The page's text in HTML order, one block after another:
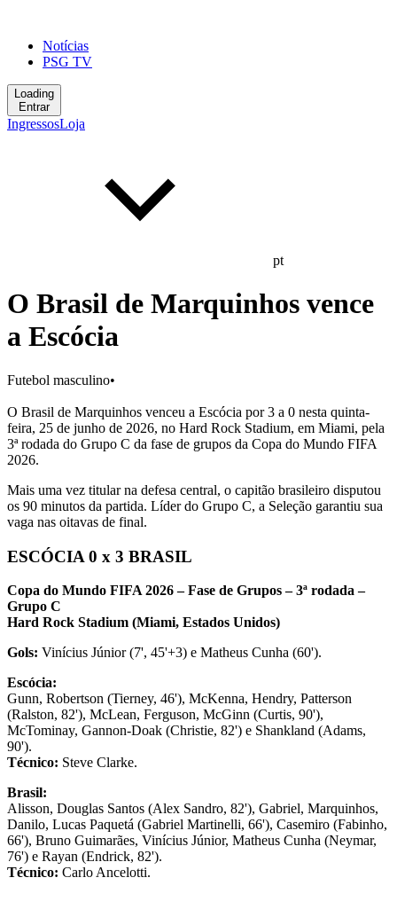
Notícias
PSG TV
Loading
Entrar
IngressosLoja
pt
O Brasil de Marquinhos vence
a Escócia
Futebol masculino•
O Brasil de Marquinhos venceu a Escócia por 3 a 0 nesta quinta-
feira, 25 de junho de 2026, no Hard Rock Stadium, em Miami, pela
3ª rodada do Grupo C da fase de grupos da Copa do Mundo FIFA
2026.
Mais uma vez titular na defesa central, o capitão brasileiro disputou
os 90 minutos da partida. Líder do Grupo C, a Seleção garantiu sua
vaga nas oitavas de final.
ESCÓCIA 0 x 3 BRASIL
Copa do Mundo FIFA 2026 – Fase de Grupos – 3ª rodada –
Grupo C
Hard Rock Stadium (Miami, Estados Unidos)
Gols: Vinícius Júnior (7', 45'+3) e Matheus Cunha (60').
Escócia:
Gunn, Robertson (Tierney, 46'), McKenna, Hendry, Patterson
(Ralston, 82'), McLean, Ferguson, McGinn (Curtis, 90'),
McTominay, Gannon-Doak (Christie, 82') e Shankland (Adams,
90').
Técnico: Steve Clarke.
Brasil:
Alisson, Douglas Santos (Alex Sandro, 82'), Gabriel, Marquinhos,
Danilo, Lucas Paquetá (Gabriel Martinelli, 66'), Casemiro (Fabinho,
66'), Bruno Guimarães, Vinícius Júnior, Matheus Cunha (Neymar,
76') e Rayan (Endrick, 82').
Técnico: Carlo Ancelotti.